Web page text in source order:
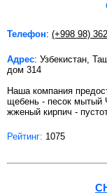
Телефон: (+998 98)
Адрес: Узбекистан,
дом 314
Наша компания
щебень - песок мытый
жженый кирпич -
Рейтинг: 1075